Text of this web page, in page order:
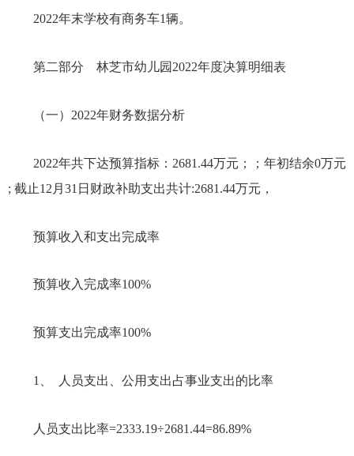
2022年末学校有商务车1辆。
第二部分 林芝市幼儿园 2022年度决算明细表
（一） 2022年财务数据分析
2022年共下达预算指标： 2681.44万元；；年初结余0万元
; 截止12月31日财政补助支出共计:2681.44万元，
预算收入和支出完成率
预算收入完成率100%
预算支出完成率100%
1、 人员支出、公用支出占事业支出的比率
人员支出比率=2333.19÷2681.44=86.89%